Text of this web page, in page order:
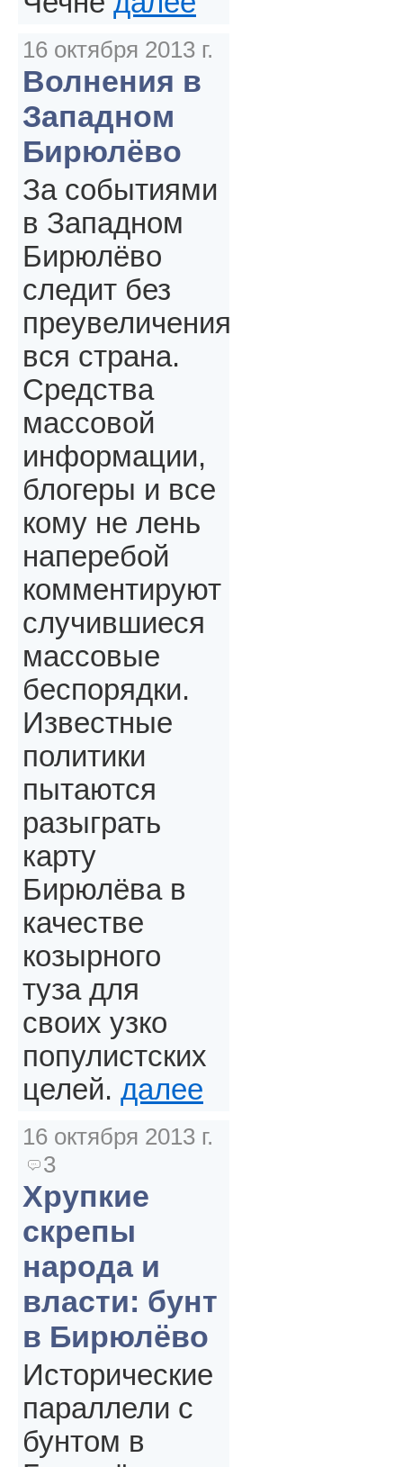
16 октября 2013 г.
Волнения в
Западном
Бирюлёво
За событиями
в Западном
Бирюлёво
следит без
преувеличения
вся страна.
Средства
массовой
информации,
блогеры и все
кому не лень
наперебой
комментируют
случившиеся
массовые
беспорядки.
Известные
политики
пытаются
разыграть
карту
Бирюлёва в
качестве
козырного
туза для
своих узко
популистских
целей. далее
16 октября 2013 г.
3
Хрупкие
скрепы
народа и
власти: бунт
в Бирюлёво
Исторические
параллели с
бунтом в